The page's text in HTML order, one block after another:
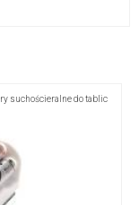
suchościeralne do tablic